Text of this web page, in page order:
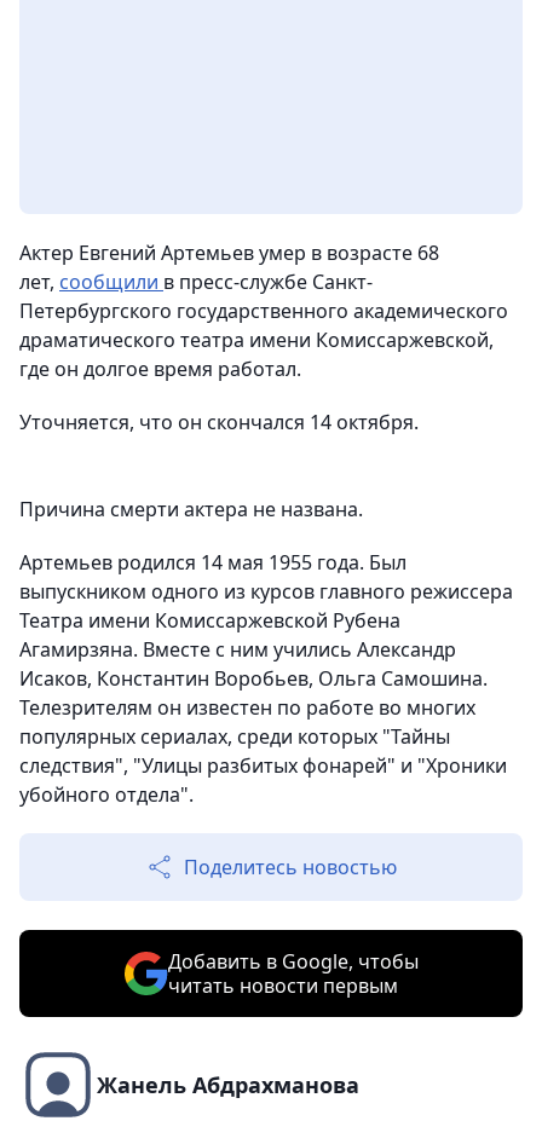
Актер Евгений Артемьев умер в возрасте 68
лет, сообщили в пресс-службе Санкт-
Петербургского государственного академического
драматического театра имени Комиссаржевской,
где он долгое время работал.
Уточняется, что он скончался 14 октября.
Причина смерти актера не названа.
Артемьев родился 14 мая 1955 года. Был
выпускником одного из курсов главного режиссера
Театра имени Комиссаржевской Рубена
Агамирзяна. Вместе с ним учились Александр
Исаков, Константин Воробьев, Ольга Самошина.
Телезрителям он известен по работе во многих
популярных сериалах, среди которых "Тайны
следствия", "Улицы разбитых фонарей" и "Хроники
убойного отдела".
Поделитесь новостью
Добавить в Google, чтобы
читать новости первым
Жанель Абдрахманова